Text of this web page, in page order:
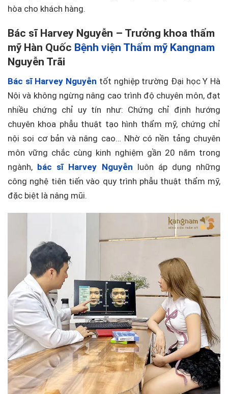
hòa cho khách hàng.
Bác sĩ Harvey Nguyễn – Trưởng khoa thẩm
mỹ Hàn Quốc Bệnh viện Thẩm mỹ Kangnam
Nguyễn Trãi
Bác sĩ Harvey Nguyễn tốt nghiệp trường Đại học Y Hà
Nội và không ngừng nâng cao trình độ chuyên môn, đạt
nhiều chứng chỉ uy tín như: Chứng chỉ định hướng
chuyên khoa phẫu thuật tạo hình thẩm mỹ, chứng chỉ
nội soi cơ bản và nâng cao… Nhờ có nền tảng chuyên
môn vững chắc cùng kinh nghiệm gần 20 năm trong
ngành, bác sĩ Harvey Nguyễn luôn áp dụng những
công nghệ tiên tiến vào quy trình phẫu thuật thẩm mỹ,
đặc biệt là nâng mũi.